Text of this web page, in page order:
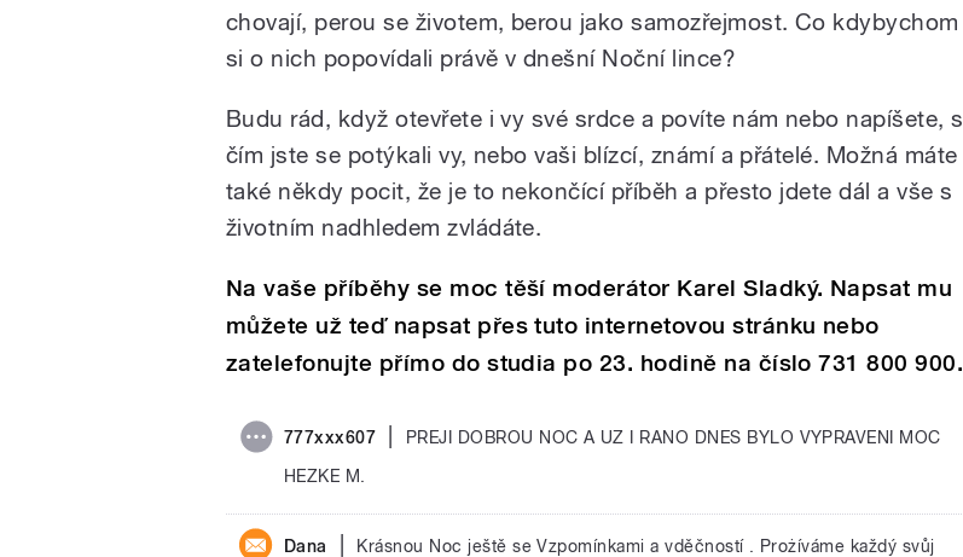
chovají, perou se životem, berou jako samozřejmost. Co kdybychom
si o nich popovídali právě v dnešní Noční lince?
Budu rád, když otevřete i vy své srdce a povíte nám nebo napíšete, s
čím jste se potýkali vy, nebo vaši blízcí, známí a přátelé. Možná máte
také někdy pocit, že je to nekončící příběh a přesto jdete dál a vše s
životním nadhledem zvládáte.
Na vaše příběhy se moc těší moderátor Karel Sladký. Napsat mu
můžete už teď napsat přes tuto internetovou stránku nebo
zatelefonujte přímo do studia po 23. hodině na číslo 731 800 900.
777xxx607
PREJI DOBROU NOC A UZ I RANO DNES BYLO VYPRAVENI MOC
HEZKE M.
Dana
Krásnou Noc ještě se Vzpomínkami a vděčností . Prożíváme každý svůj